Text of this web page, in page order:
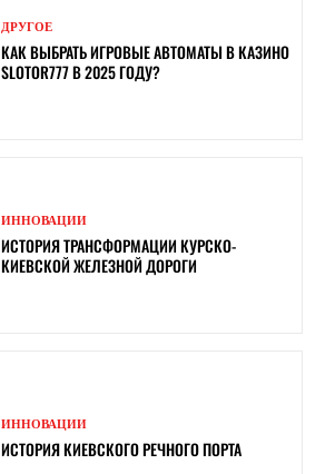
ДРУГОЕ
КАК ВЫБРАТЬ ИГРОВЫЕ АВТОМАТЫ В КАЗИНО
SLOTOR777 В 2025 ГОДУ?
ИННОВАЦИИ
ИСТОРИЯ ТРАНСФОРМАЦИИ КУРСКО-
КИЕВСКОЙ ЖЕЛЕЗНОЙ ДОРОГИ
ИННОВАЦИИ
ИСТОРИЯ КИЕВСКОГО РЕЧНОГО ПОРТА